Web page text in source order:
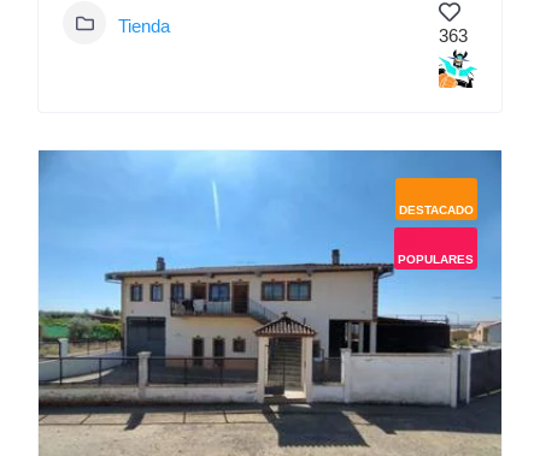
Tienda 363
DESTACADO
POPULARES